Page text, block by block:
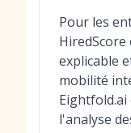
Pour les
HiredScore
explicable
mobilité
l'analyse